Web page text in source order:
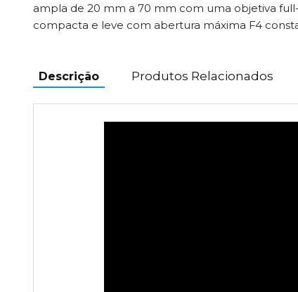
ampla de 20 mm a 70 mm com uma objetiva
compacta e leve com abertura máxima F4
Descrição Produtos Relacionados